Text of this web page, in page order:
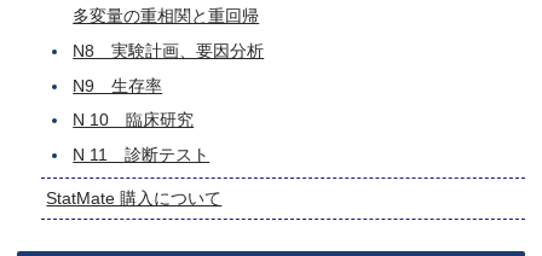
多変量の重相関と重回帰
N8 実験計画、要因分析
N9 生存率
N 10 臨床研究
N 11 診断テスト
StatMate 購入について